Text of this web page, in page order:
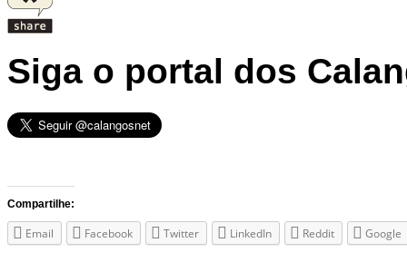
Siga o portal dos
Compartilhe:
Email Facebook Twitter LinkedIn Reddit Google